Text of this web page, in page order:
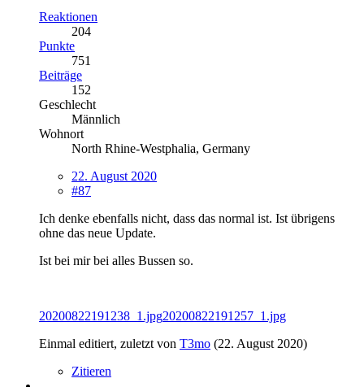
Reaktionen
204
Punkte
751
Beiträge
152
Geschlecht
Männlich
Wohnort
North Rhine-Westphalia, Germany
22. August 2020
#87
Ich denke ebenfalls nicht, dass das normal ist. Ist übrigens
ohne das neue Update.
Ist bei mir bei alles Bussen so.
20200822191238_1.jpg20200822191257_1.jpg
Einmal editiert, zuletzt von T3mo (22. August 2020)
Zitieren